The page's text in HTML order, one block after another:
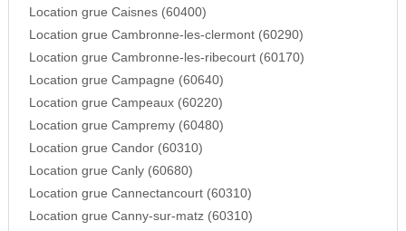
Location grue Caisnes (60400)
Location grue Cambronne-les-clermont (60290)
Location grue Cambronne-les-ribecourt (60170)
Location grue Campagne (60640)
Location grue Campeaux (60220)
Location grue Campremy (60480)
Location grue Candor (60310)
Location grue Canly (60680)
Location grue Cannectancourt (60310)
Location grue Canny-sur-matz (60310)